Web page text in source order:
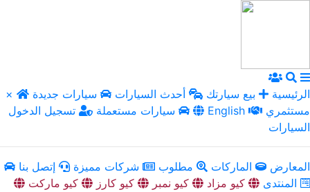
× الرئيسية بيع سيارتك أحدث السيارات
سيارات جديدة
سيارات مستعملة
تسجيل الدخول English
السيارات
المعارض الماركات مطلوب شركات مميزة
إتصل بنا
المنتدى
كيو مزاد كيو نمبر كيو كارز
كيو ماركت